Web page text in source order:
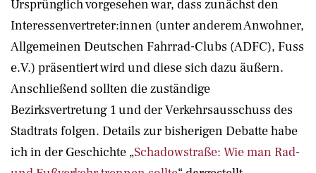
Ursprünglich vorgesehen war, dass zunächst den
Interessenvertreter:innen (unter anderem Anwohner,
Allgemeinen Deutschen Fahrrad-Clubs (ADFC), Fuss
e.V.) präsentiert wird und diese sich dazu äußern.
Anschließend sollten die zuständige
Bezirksvertretung 1 und der Verkehrsausschuss des
Stadtrats folgen. Details zur bisherigen Debatte habe
ich in der Geschichte „Schadowstraße: Wie man Rad-